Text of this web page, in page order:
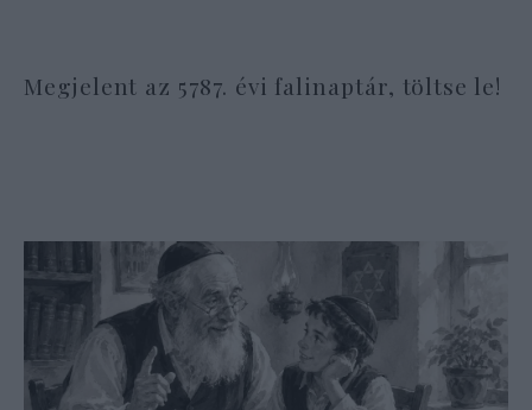
Megjelent az 5787. évi falinaptár, töltse le!